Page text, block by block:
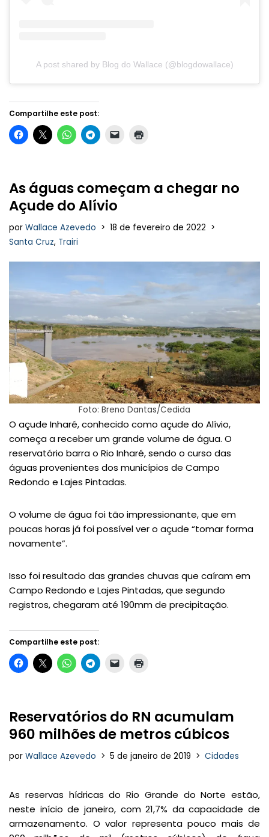
A post shared by Blog do Wallace (@blogdowallace)
Compartilhe este post:
As águas começam a chegar no
Açude do Alívio
por Wallace Azevedo
18 de fevereiro de 2022
Santa Cruz, Trairi
Foto: Breno Dantas/Cedida
O açude Inharé, conhecido como açude do Alívio,
começa a receber um grande volume de água. O
reservatório barra o Rio Inharé, sendo o curso das
águas provenientes dos municípios de Campo
Redondo e Lajes Pintadas.
O volume de água foi tão impressionante, que em
poucas horas já foi possível ver o açude “tomar forma
novamente”.
Isso foi resultado das grandes chuvas que caíram em
Campo Redondo e Lajes Pintadas, que segundo
registros, chegaram até 190mm de precipitação.
Compartilhe este post:
Reservatórios do RN acumulam
960 milhões de metros cúbicos
por Wallace Azevedo 5 de janeiro de 2019 Cidades
As reservas hídricas do Rio Grande do Norte estão,
neste início de janeiro, com 21,7% da capacidade de
armazenamento. O valor representa pouco mais de